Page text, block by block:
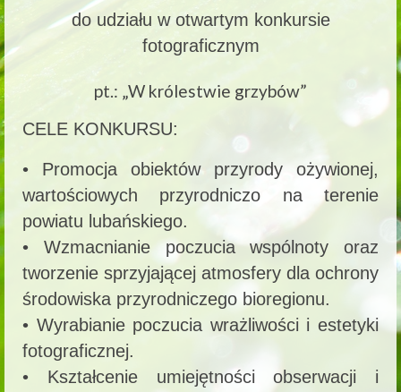
do udziału w otwartym konkursie
fotograficznym
pt.: „W królestwie grzybów”
CELE KONKURSU:
• Promocja obiektów przyrody ożywionej,
wartościowych przyrodniczo na terenie
powiatu lubańskiego.
• Wzmacnianie poczucia wspólnoty oraz
tworzenie sprzyjającej atmosfery dla ochrony
środowiska przyrodniczego bioregionu.
• Wyrabianie poczucia wrażliwości i estetyki
fotograficznej.
• Kształcenie umiejętności obserwacji i